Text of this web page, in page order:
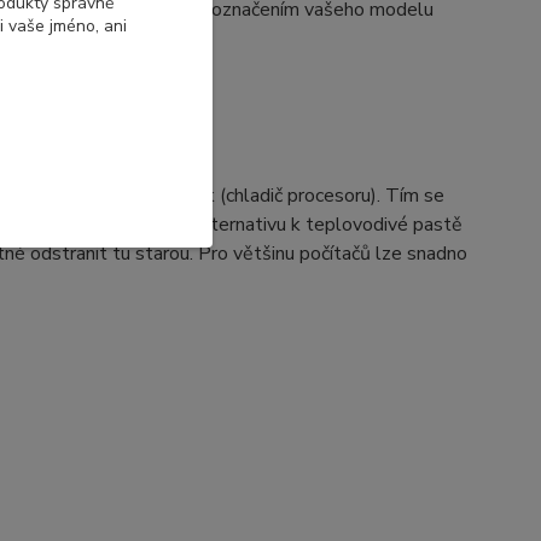
ventilátoru spolu s označením vašeho modelu
na procesor a heatsink (chladič procesoru). Tím se
selhání počítače. Jako alternativu k teplovodivé pastě
odstranit tu starou. Pro většinu počítačů lze snadno
vaše jméno, ani